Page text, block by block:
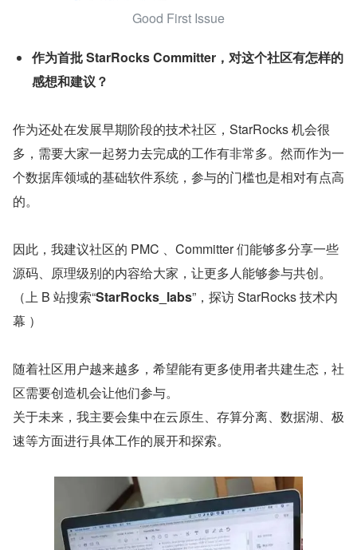
Good First Issue
作为首批 StarRocks Committer，对这个社区有怎样的
感想和建议？
作为还处在发展早期阶段的技术社区，StarRocks 机会很
多，需要大家一起努力去完成的工作有非常多。然而作为一
个数据库领域的基础软件系统，参与的门槛也是相对有点高
的。
因此，我建议社区的 PMC 、Committer 们能够多分享一些
源码、原理级别的内容给大家，让更多人能够参与共创。
（上 B 站搜索“StarRocks_labs”，探访 StarRocks 技术内
幕 ）
随着社区用户越来越多，希望能有更多使用者共建生态，社
区需要创造机会让他们参与。
关于未来，我主要会集中在云原生、存算分离、数据湖、极
速等方面进行具体工作的展开和探索。